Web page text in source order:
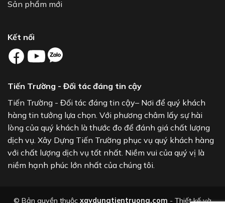
Sản phẩm mới
Kết nối
Tiến Trường - Đối tác đáng tin cậy
Tiến Trường - Đối tác đáng tin cậy– Nơi để quý khách
hàng tin tưởng lựa chọn. Với phương châm lấy sự hài
lòng của quý khách là thước đo để đánh giá chất lượng
dịch vụ. Xây Dựng Tiến Trường phục vụ quý khách hàng
với chất lượng dịch vụ tốt nhất. Niềm vui của quý vị là
niềm hạnh phúc lớn nhất của chúng tôi.
© Bản quyền thuộc xaydungtientruong.com - Thiết kế và